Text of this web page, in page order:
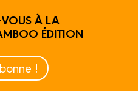
À LA
ÉDITION
!